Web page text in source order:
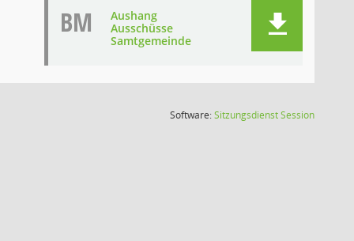
BM
Aushang
Ausschüsse
Samtgemeinde
Software:SitzungsdienstSession(Wird in